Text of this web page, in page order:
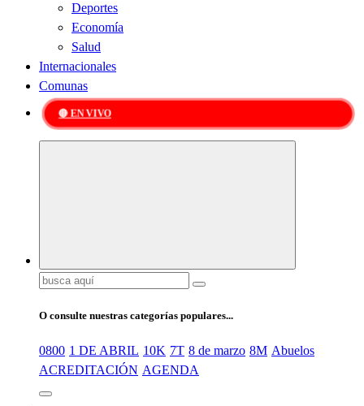
Deportes
Economía
Salud
Internacionales
Comunas
🔴 EN VIVO
Buscar:
O consulte nuestras categorías populares...
0800 1 DE ABRIL 10K 7T 8 de marzo 8M Abuelos
ACREDITACIÓN AGENDA